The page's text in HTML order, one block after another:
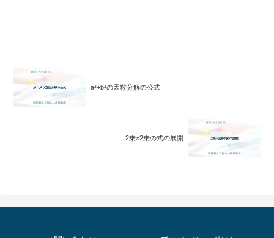
a³+b³の因数分解の公式
2乗×2乗の式の展開